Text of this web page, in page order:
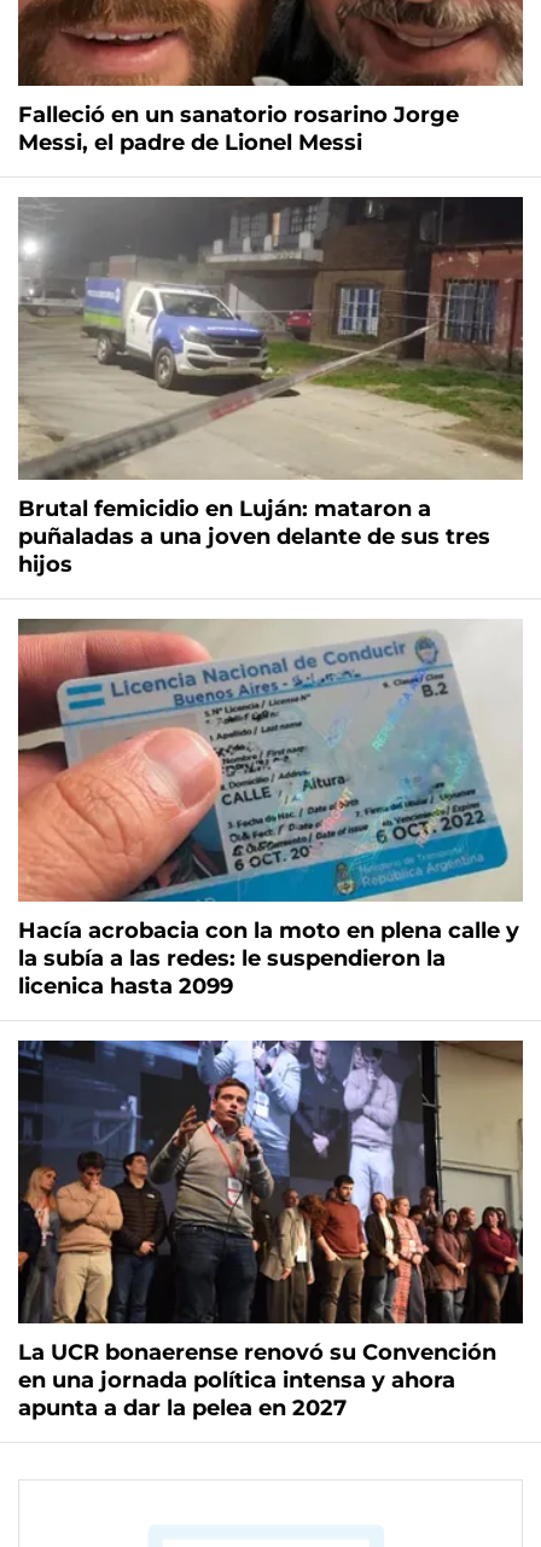
Falleció en un sanatorio rosarino Jorge
Messi, el padre de Lionel Messi
Brutal femicidio en Luján: mataron a
puñaladas a una joven delante de sus tres
hijos
Hacía acrobacia con la moto en plena calle y
la subía a las redes: le suspendieron la
licenica hasta 2099
La UCR bonaerense renovó su Convención
en una jornada política intensa y ahora
apunta a dar la pelea en 2027